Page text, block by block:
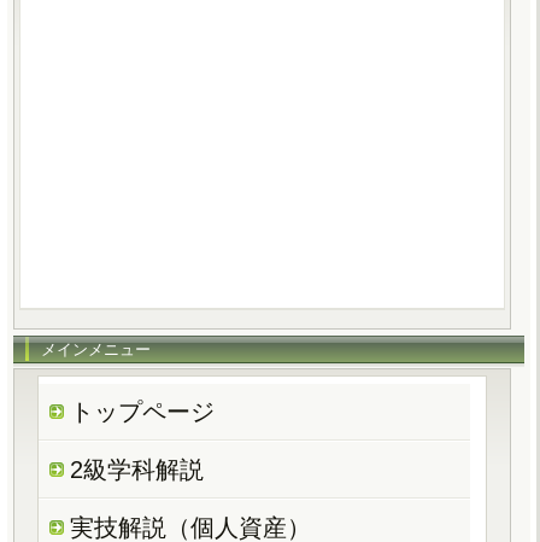
メインメニュー
トップページ
2級学科解説
実技解説（個人資産）